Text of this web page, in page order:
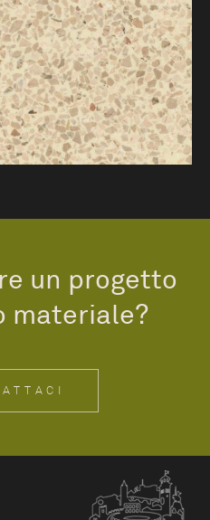
un progetto
materiale?